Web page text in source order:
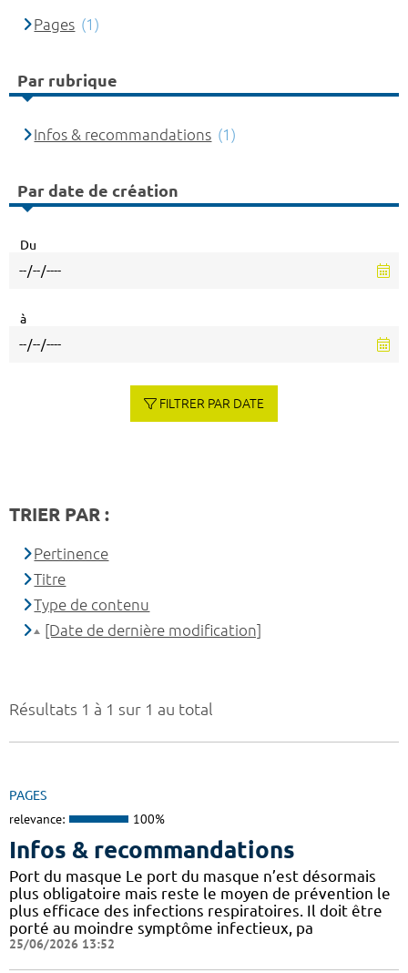
Résultats 1 à 1 sur 1 au total
PAGES
relevance: 100%
Infos & recommandations
Port du masque Le port du masque n’est désormais
plus obligatoire mais reste le moyen de prévention le
plus efficace des infections respiratoires. Il doit être
porté au moindre symptôme infectieux, pa
25/06/2026 13:52
Pages (1)
Par rubrique
Infos & recommandations (1)
Par date de création
Du
à
FILTRER PAR DATE
TRIER PAR :
Pertinence
Titre
Type de contenu
[Date de dernière modification]